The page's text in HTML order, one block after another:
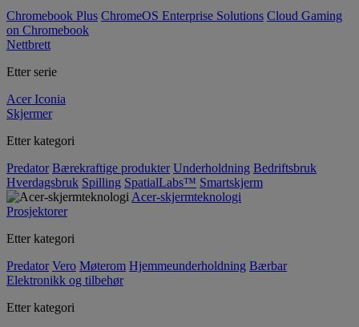
Chromebook Plus ChromeOS Enterprise Solutions Cloud Gaming
on Chromebook
Nettbrett
Etter serie
Acer Iconia
Skjermer
Etter kategori
Predator Bærekraftige produkter Underholdning Bedriftsbruk
Hverdagsbruk Spilling SpatialLabs™ Smartskjerm
Acer-skjermteknologi
Prosjektorer
Etter kategori
Predator Vero Møterom Hjemmeunderholdning Bærbar
Elektronikk og tilbehør
Etter kategori